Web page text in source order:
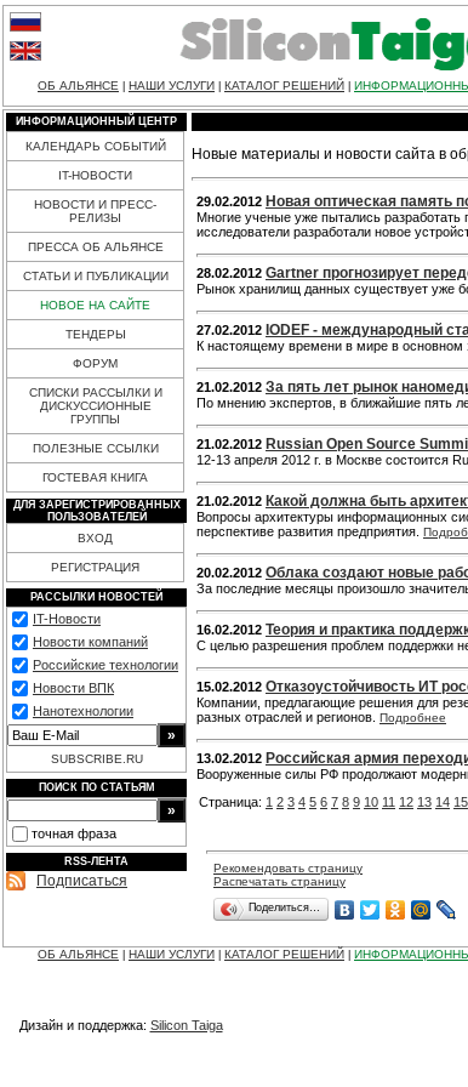
ОБ АЛЬЯНСЕ НАШИ УСЛУГИ КАТАЛОГ РЕШЕНИЙ
ИНФОРМАЦИОННЫЙ ЦЕНТР
КАЛЕНДАРЬ СОБЫТИЙ
IT-НОВОСТИ
НОВОСТИ И ПРЕСС-
РЕЛИЗЫ
ПРЕССА ОБ АЛЬЯНСЕ
СТАТЬИ И ПУБЛИКАЦИИ
НОВОЕ НА САЙТЕ
ТЕНДЕРЫ
ФОРУМ
СПИСКИ РАССЫЛКИ И
ДИСКУССИОННЫЕ
ГРУППЫ
ПОЛЕЗНЫЕ ССЫЛКИ
ГОСТЕВАЯ КНИГА
ДЛЯ ЗАРЕГИСТРИРОВАННЫХ
ПОЛЬЗОВАТЕЛЕЙ
ВХОД
РЕГИСТРАЦИЯ
РАССЫЛКИ НОВОСТЕЙ
IT-Новости
Новости компаний
Российские технологии
Новости ВПК
Нанотехнологии
SUBSCRIBE.RU
ПОИСК ПО СТАТЬЯМ
точная фраза
RSS-ЛЕНТА
Подписаться
Новые материалы и новости сайта в
29.02.2012 Новая оптическая память
Многие ученые уже пытались разработать
исследователи разработали новое
28.02.2012 Gartner прогнозирует
Рынок хранилищ данных существует уже
27.02.2012 IODEF - международный
К настоящему времени в мире в основном
21.02.2012 За пять лет рынок
По мнению экспертов, в ближайшие пять
21.02.2012 Russian Open Source
12-13 апреля 2012 г. в Москве состоится
21.02.2012 Какой должна быть
Вопросы архитектуры информационных
перспективе развития предприятия.
20.02.2012 Облака создают новые
За последние месяцы произошло
16.02.2012 Теория и практика
С целью разрешения проблем поддержки
15.02.2012 Отказоустойчивость ИТ
Компании, предлагающие решения для
разных отраслей и регионов. Подробнее
13.02.2012 Российская армия
Вооруженные силы РФ продолжают
Страница: 1 2 3 4 5 6 7 8 9 10 11 12 13 14 15
Рекомендовать страницу
Распечатать страницу
Поделиться…
ОБ АЛЬЯНСЕ НАШИ УСЛУГИ КАТАЛОГ РЕШЕНИЙ
Дизайн и поддержка: Silicon Taiga